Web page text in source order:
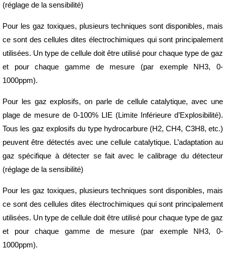
(réglage de la sensibilité)
Pour les gaz toxiques, plusieurs techniques sont disponibles, mais
ce sont des cellules dites électrochimiques qui sont principalement
utilisées. Un type de cellule doit être utilisé pour chaque type de gaz
et pour chaque gamme de mesure (par exemple NH3, 0-
1000ppm).
Pour les gaz explosifs, on parle de cellule catalytique, avec une
plage de mesure de 0-100% LIE (Limite Inférieure d’Explosibilité).
Tous les gaz explosifs du type hydrocarbure (H2, CH4, C3H8, etc.)
peuvent être détectés avec une cellule catalytique. L’adaptation au
gaz spécifique à détecter se fait avec le calibrage du détecteur
(réglage de la sensibilité)
Pour les gaz toxiques, plusieurs techniques sont disponibles, mais
ce sont des cellules dites électrochimiques qui sont principalement
utilisées. Un type de cellule doit être utilisé pour chaque type de gaz
et pour chaque gamme de mesure (par exemple NH3, 0-
1000ppm).